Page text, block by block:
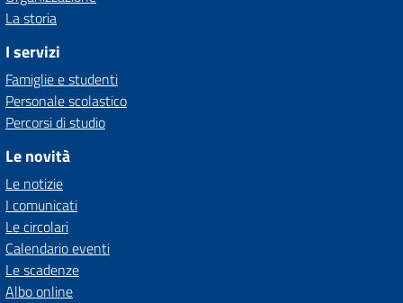
La storia
I servizi
Famiglie e studenti
Personale scolastico
Percorsi di studio
Le novità
Le notizie
I comunicati
Le circolari
Calendario eventi
Le scadenze
Albo online